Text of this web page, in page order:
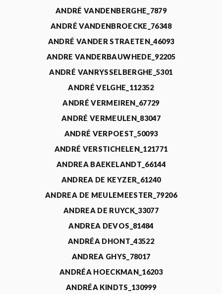
ANDRÉ VANDENBERGHE_7879
ANDRÉ VANDENBROECKE_76348
ANDRÉ VANDER STRAETEN_46093
ANDRE VANDERBAUWHEDE_92205
ANDRÉ VANRYSSELBERGHE_5301
ANDRÉ VELGHE_112352
ANDRÉ VERMEIREN_67729
ANDRÉ VERMEULEN_83047
ANDRÉ VERPOEST_50093
ANDRÉ VERSTICHELEN_121771
ANDREA BAEKELANDT_66144
ANDREA DE KEYZER_61240
ANDREA DE MEULEMEESTER_79206
ANDREA DE RUYCK_33077
ANDREA DEVOS_81484
ANDRÉA DHONT_43522
ANDREA GHYS_78017
ANDRÉA HOECKMAN_16203
ANDRÉA KINDTS_130999